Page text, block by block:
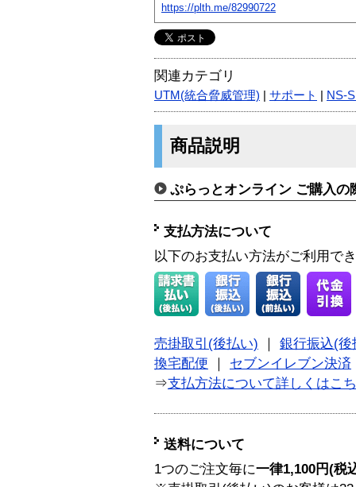
https://plth.me/82990722
関連カテゴリ
UTM(統合脅威管理) サポート NS-
商品説明
ぷらっとオンライン ご購入の
支払方法について
以下のお支払い方法がご利用で
売掛取引(後払い)
銀行振込(後
換宅配便
セブンイレブン決済
⇒支払方法について詳しくはこ
送料について
1つのご注文毎に一律1,100円(税